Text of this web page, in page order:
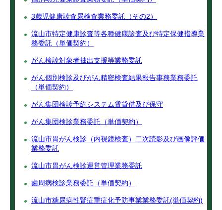
3歳児健康診査尿検査業務委託（その2）
流山市特定健康診査等各種健康診査及び特定保健指導業
務委託（単価契約）
がん検診対象者抽出支援等業務委託
がん個別検診及びがん精密検査結果報告事務業務委託
（単価契約）
がん集団検診予約システム賃貸借及び保守
がん集団検診業務委託（単価契約）
流山市胃がん検診（内視鏡検査）二次読影及び画像評価
業務委託
流山市胃がん検診運営管理業務委託
歯周病検診業務委託（単価契約）
流山市糖尿病性腎症重症化予防事業業務委託(単価契約)